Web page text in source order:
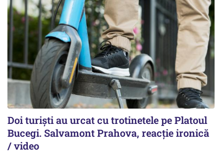
Doi turiști au urcat cu trotinetele pe Platoul
Bucegi. Salvamont Prahova, reacție ironică
/ video